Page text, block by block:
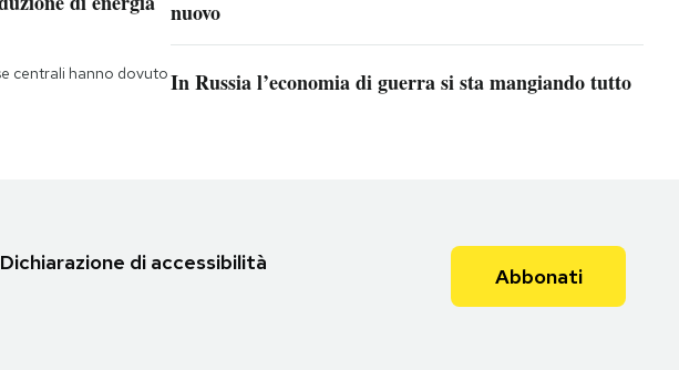
centrali hanno dovuto
nuovo
In Russia l’economia di guerra si sta mangiando tutto
Dichiarazione di accessibilità
Abbonati